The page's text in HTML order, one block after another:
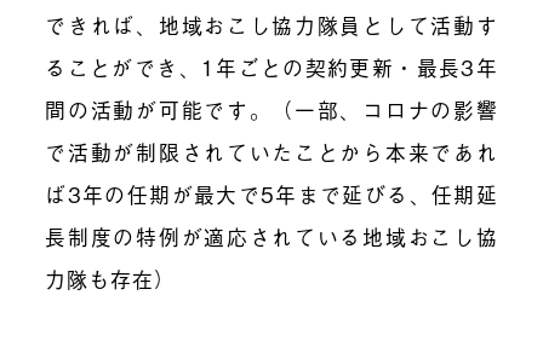
できれば、地域おこし協力隊員として活動す
ることができ、1年ごとの契約更新・最長3年
間の活動が可能です。（一部、コロナの影響
で活動が制限されていたことから本来であれ
ば3年の任期が最大で5年まで延びる、任期延
長制度の特例が適応されている地域おこし協
力隊も存在）